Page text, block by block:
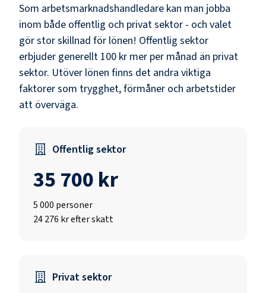
Som arbetsmarknadshandledare kan man jobba
inom både offentlig och privat sektor - och valet
gör stor skillnad för lönen! Offentlig sektor
erbjuder generellt 100 kr mer per månad än privat
sektor. Utöver lönen finns det andra viktiga
faktorer som trygghet, förmåner och arbetstider
att överväga.
Offentlig sektor
35 700 kr
5 000 personer
24 276 kr efter skatt
Privat sektor